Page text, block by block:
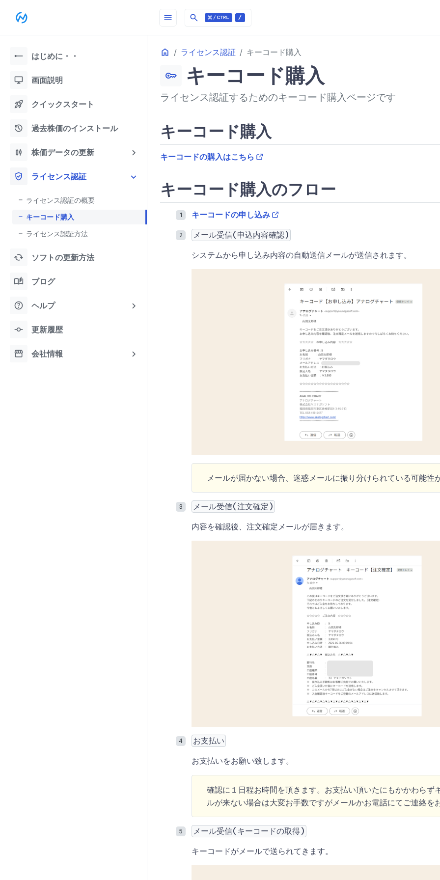
line_start はじめに・・
desktop_windows 画面説明
rocket_launch クイックスタート
history 過去株価のインストール
candlestick_chart 株価データの更新
gpp_good ライセンス認証
ライセンス認証の概要
キーコード購入
ライセンス認証方法
cached ソフトの更新方法
auto_stories ブログ
help ヘルプ
commit 更新履歴
storefront 会社情報
menu search
Home ライセンス認証
キーコード購入
key キーコード購入
ライセンス認証するためのキーコード購入ページです
キーコード購入
キーコードの購入はこちら
キーコード購入のフロー
キーコードの申し込み
メール受信(申込内容確認)
システムから申し込み内容の自動送信メールが送信されます。
メールが届かない場合、迷惑メールに振り分けられている可能性
メール受信(注文確定)
内容を確認後、注文確定メールが届きます。
お支払い
お支払いをお願い致します。
確認に１日程お時間を頂きます。お支払い頂いたにもかかわらず
ルが来ない場合は大変お手数ですがメールかお電話にてご連絡を
メール受信(キーコードの取得)
キーコードがメールで送られてきます。